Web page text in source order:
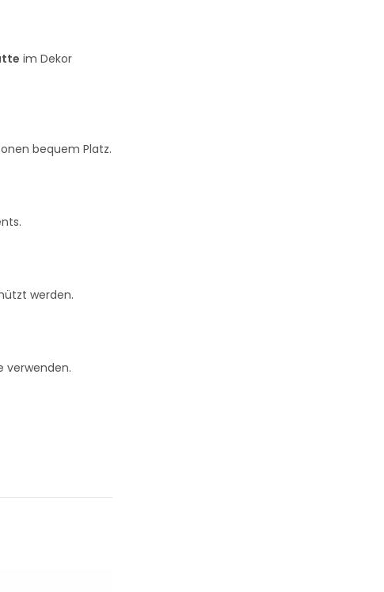
im Dekor
bequem Platz.
werden.
verwenden.